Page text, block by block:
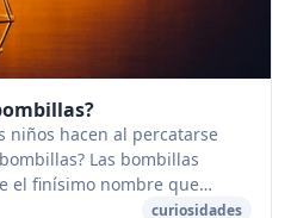
niños hacen al percatarse
Las bombillas
el finísimo nombre que
se calienta...curiosidades